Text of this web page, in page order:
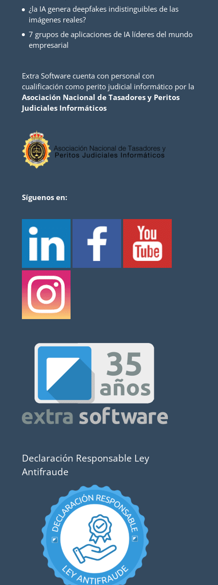
¿la IA genera deepfakes indistinguibles de las
imágenes reales?
7 grupos de aplicaciones de IA líderes del mundo
empresarial
Extra Software cuenta con personal con
cualificación como perito judicial informático por la
Asociación Nacional de Tasadores y Peritos
Judiciales Informáticos
Síguenos en:
Declaración Responsable Ley
Antifraude